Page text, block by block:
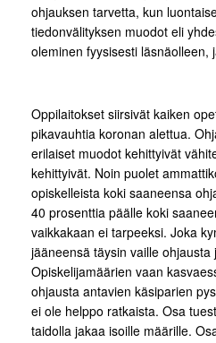
ohjauksen tarvetta, kun
tiedonvälityksen muodot eli
oleminen fyysisesti läsnäolleen,
Oppilaitokset siirsivät kaiken
pikavauhtia koronan alettua.
erilaiset muodot kehittyivät
kehittyivät. Noin puolet
opiskelleista koki saaneensa
40 prosenttia päälle koki
vaikkakaan ei tarpeeksi. Joka
jääneensä täysin vaille ohjausta
Opiskelijamäärien vaan
ohjausta antavien käsiparien
ei ole helppo ratkaista. Osa
taidolla jakaa isoille määrille.